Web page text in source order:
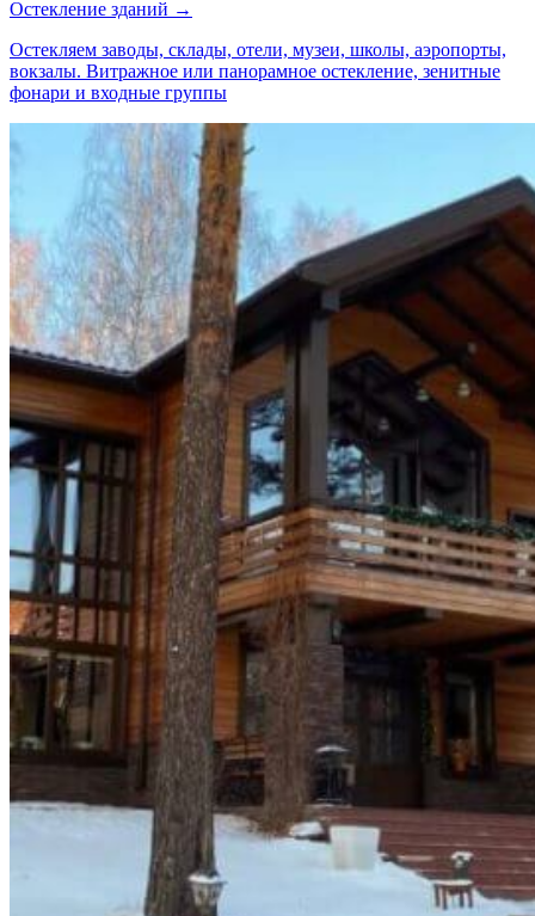
Остекление зданий →
Остекляем заводы, склады, отели, музеи, школы, аэропорты,
вокзалы. Витражное или панорамное остекление, зенитные
фонари и входные группы